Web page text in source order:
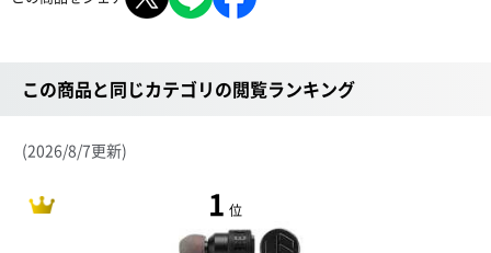
この商品と同じカテゴリの閲覧ランキング
(2026/8/7更新)
1 位